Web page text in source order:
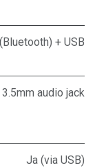
+ USB
3.5mm audio jack
Ja (via USB)